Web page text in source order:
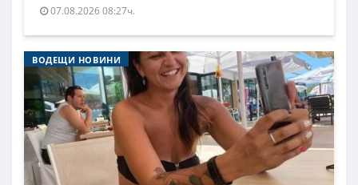
07.08.2026 08:27ч.
ВОДЕЩИ НОВИНИ